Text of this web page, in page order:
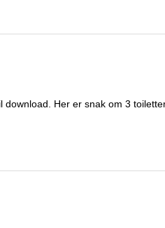
Her er snak om 3